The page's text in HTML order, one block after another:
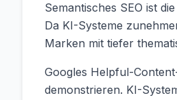
Semantisches SEO ist
Da KI-Systeme
Marken mit tiefer
Googles Helpful-
demonstrieren. KI-